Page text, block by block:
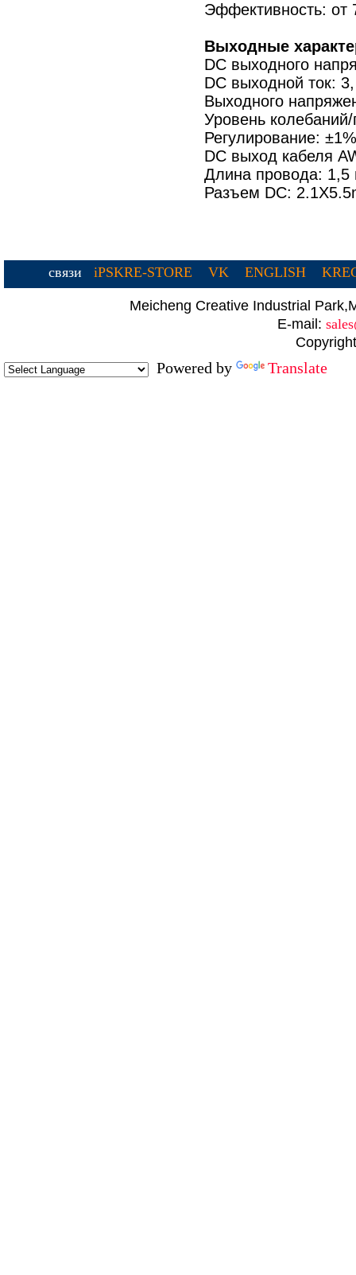
Эффективность: от
Выходные
DC выходного
DC выходной ток:
Выходного
Уровень
Регулирование:
DC выход кабеля
Длина провода: 1,5
Разъем DC:
связи iPSKRE-STORE VK ENGLISH
Meicheng Creative Industrial
E-mail:
Powered by Translate